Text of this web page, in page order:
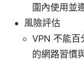
圍內使用並
風險評估
VPN 不能百
的網路習慣